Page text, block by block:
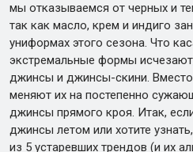
мы отказываемся от черных и
так как масло, крем и индиго
униформах этого сезона. Что
экстремальные формы
джинсы и джинсы-скини.
меняют их на постепенно
джинсы прямого кроя. Итак,
джинсы летом или хотите
из 5 устаревших трендов (и их